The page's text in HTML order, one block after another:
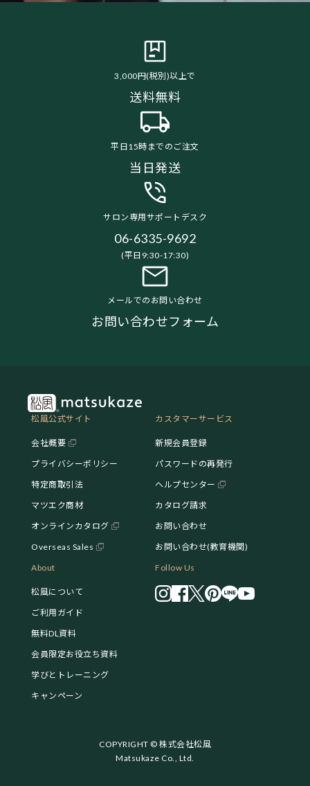
3,000円(税別)以上で
送料無料
平日15時までのご注文
当日発送
サロン専用サポートデスク
06-6335-9692
(平日9:30-17:30)
メールでのお問い合わせ
お問い合わせフォーム
松風公式サイト
会社概要
プライバシーポリシー
特定商取引法
マツエク商材
オンラインカタログ
Overseas Sales
カスタマーサービス
新規会員登録
パスワードの再発行
ヘルプセンター
カタログ請求
お問い合わせ
お問い合わせ(教育機関)
About
松風について
ご利用ガイド
無料DL資料
会員限定お役立ち資料
学びとトレーニング
キャンペーン
Follow Us
COPYRIGHT © 株式会社松風
Matsukaze Co., Ltd.